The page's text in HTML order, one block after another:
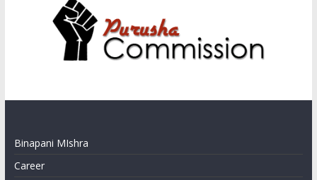
Binapani MIshra
Career